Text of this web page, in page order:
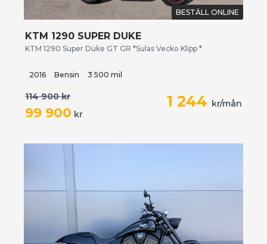
BESTÄLL ONLINE
KTM 1290 SUPER DUKE
KTM 1290 Super Duke GT GR *Sulas Vecko Klipp *
2016 Bensin 3 500 mil
114 900kr
99 900 kr
1 244 kr/mån